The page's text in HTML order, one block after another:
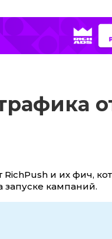
и их фич,
кампаний.